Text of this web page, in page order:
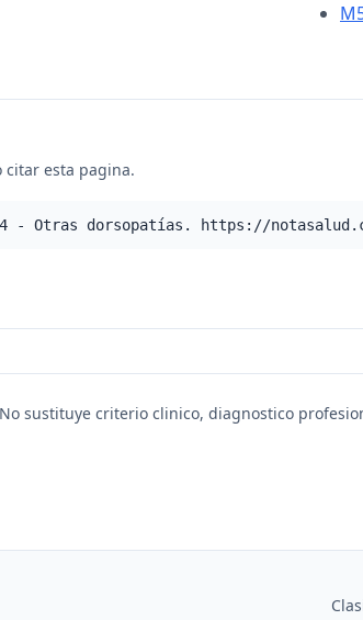
citar esta pagina.
- Otras dorsopatías. https://
sustituye criterio clinico, diagnostico